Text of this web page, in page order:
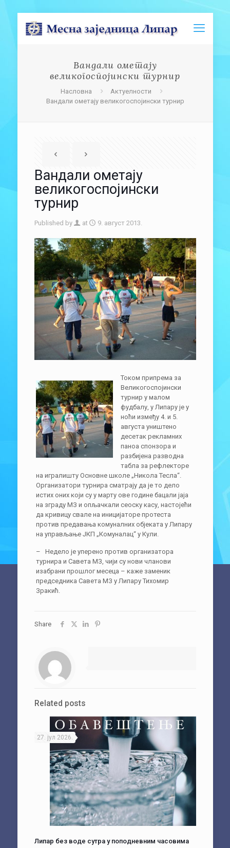
Вандали ометају
великогоспојински турнир
Насловна
Актуелности
Вандали ометају великогоспојински турнир
Вандали ометају
великогоспојински
турнир
Published by at 9. август 2013.
Током припрема за
Великогоспојински
турнир у малом
фудбалу, у Липару је у
ноћи између 4. и 5.
августа уништено
десетак рекламних
паноа спонзора и
разбијена разводна
табла за рефлекторе
на игралишту Основне школе „Никола Тесла“.
Организатори турнира сматрају да је то дело
истих оних који су у марту ове године бацали јаја
на зграду МЗ и опљачкали сеоску касу, настојећи
да кривицу свале на иницијаторе протеста
против предавања комуналних објеката у Липару
на управљање ЈКП „Комуналац“ у Кули.
– Недело је уперено против организатора
турнира и Савета МЗ, чији су нови чланови
изабрани прошлог месеца – каже заменик
председника Савета МЗ у Липару Тихомир
Зракић.
Share
Related posts
27. јул 2026.
Липар без воде сутра у поподневним часовима